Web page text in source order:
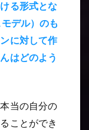
る形式とな
デル）のも
に対して作
はどのよう
当の自分の
ことができ